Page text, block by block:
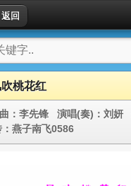
返回
桃花红
： 李先锋 演唱(奏)： 刘妍
燕子南飞0586